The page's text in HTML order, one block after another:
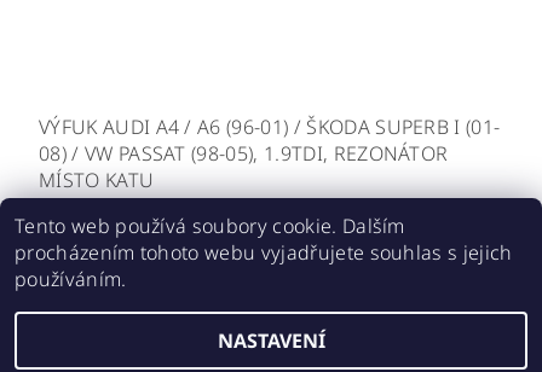
VÝFUK AUDI A4 / A6 (96-01) / ŠKODA SUPERB I (01-
08) / VW PASSAT (98-05), 1.9TDI, REZONÁTOR
MÍSTO KATU
2 627,27 Kč bez DPH
3 179 Kč
Tento web používá soubory cookie. Dalším
procházením tohoto webu vyjadřujete souhlas s jejich
používáním.
NASTAVENÍ